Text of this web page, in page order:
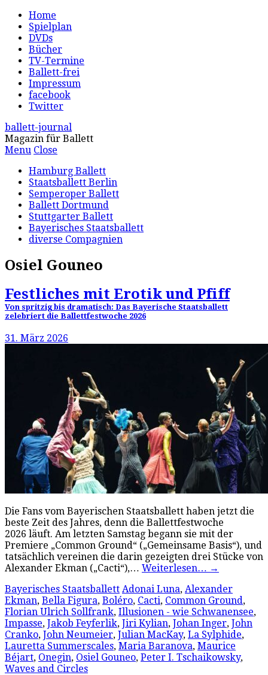
Home
Spielplan
DVDs
Bücher
TV-Termine
Ballett-frei
Impressum
facebook
Twitter
ballett-journal
Magazin für Ballett
Menu Close
Hamburg Ballett
Staatsballett Berlin
Semperoper Ballett
Ballett Dortmund
Stuttgarter Ballett
Bayerisches Staatsballett
diverse Compagnien
Osiel Gouneo
Festliches mit Erotik und Pfiff
Von spritzig bis dramatisch: Das Bayerische Staatsballett
zelebriert die Ballettfestwoche 2026
31. März 2026
Die Fans vom Bayerischen Staatsballett haben jetzt die
beste Zeit des Jahres, denn die Ballettfestwoche
2026 läuft. Am letzten Samstag begann sie mit der
Premiere „Common Ground“ („Gemeinsame Basis“), und
tatsächlich vereinen die darin gezeigten drei Stücke von
Alexander Ekman („Cacti“),… Weiterlesen… →
Bayerisches Staatsballett Adonai Luna, Alexander
Ekman, Bella Figura, Boléro, Cacti, Common Ground,
Florian Ulrich Sollfrank, Illusionen - wie Schwanensee,
Impasse, Jakob Feyferlik, Jiri Kylian, Johan Inger, John
Cranko, John Neumeier, Julian MacKay, La Sylphide,
Lauretta Summerscales, Maria Baranova, Maurice
Béjart, Onegin, Osiel Gouneo, Peter I. Tschaikowsky,
Waves and Circles